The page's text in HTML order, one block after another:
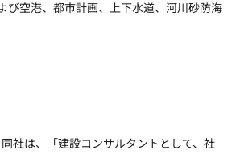
び空港、都市計画、上下水道、河川砂防海
社は、「建設コンサルタントとして、社